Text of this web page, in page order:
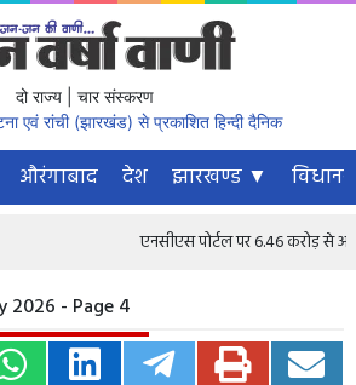
दो राज्य | चार संस्करण
एवं रांची (झारखंड) से प्रकाशित हिन्दी दैनिक
औरंगाबाद देश झारखण्ड ▼
एनसीएस पोर्टल पर 6.46 करोड़ से
2026 - Page 4